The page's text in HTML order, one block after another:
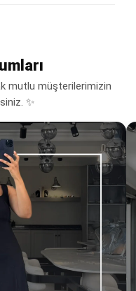
mutlu müşterilerimizin
✨